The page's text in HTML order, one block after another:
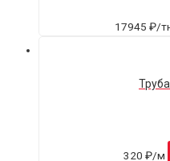
17945 ₽/
320 ₽/м